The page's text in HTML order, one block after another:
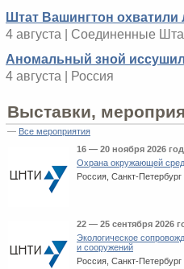
Штат Вашингтон
4 августа | Соединенные
Аномальный зной
4 августа | Россия
Выставки,
— Все мероприятия
16 — 20 ноября 2026
Охрана окружающей
Россия, Санкт-Петербург
22 — 25 сентября 2026
Экологическое
и сооружений
Россия, Санкт-Петербург